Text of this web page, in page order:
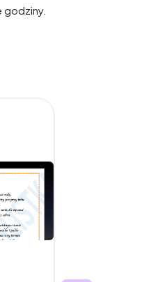
godziny.